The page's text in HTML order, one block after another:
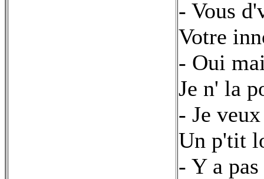
- Vous
Votre
- Oui
Je n' la
- Je
Un p'tit
- Y a